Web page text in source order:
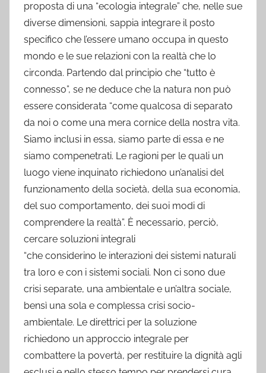
proposta di una “ecologia integrale” che, nelle sue
diverse dimensioni, sappia integrare il posto
specifico che l’essere umano occupa in questo
mondo e le sue relazioni con la realtà che lo
circonda. Partendo dal principio che “tutto è
connesso”, se ne deduce che la natura non può
essere considerata “come qualcosa di separato
da noi o come una mera cornice della nostra vita.
Siamo inclusi in essa, siamo parte di essa e ne
siamo compenetrati. Le ragioni per le quali un
luogo viene inquinato richiedono un’analisi del
funzionamento della società, della sua economia,
del suo comportamento, dei suoi modi di
comprendere la realtà”. È necessario, perciò,
cercare soluzioni integrali
“che considerino le interazioni dei sistemi naturali
tra loro e con i sistemi sociali. Non ci sono due
crisi separate, una ambientale e un’altra sociale,
bensì una sola e complessa crisi socio-
ambientale. Le direttrici per la soluzione
richiedono un approccio integrale per
combattere la povertà, per restituire la dignità agli